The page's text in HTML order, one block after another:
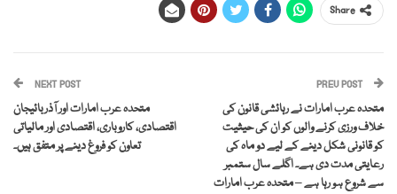
Share
PREV POST
متحدہ عرب امارات نے رہائشی قانون کی
خلاف ورزی کرنے والوں کو ان کی حیثیت
کو قانونی شکل دینے کے لیے دو ماہ کی
رعایتی مدت دی ہے۔ اگلے سال ستمبر
سے شروع ہو رہا ہے – متحدہ عرب امارات
NEXT POST
متحدہ عرب امارات اور آذربائیجان
اقتصادی، کاروباری، اقتصادی اور مالیاتی
تعاون کو فروغ دینے پر متفق ہیں۔